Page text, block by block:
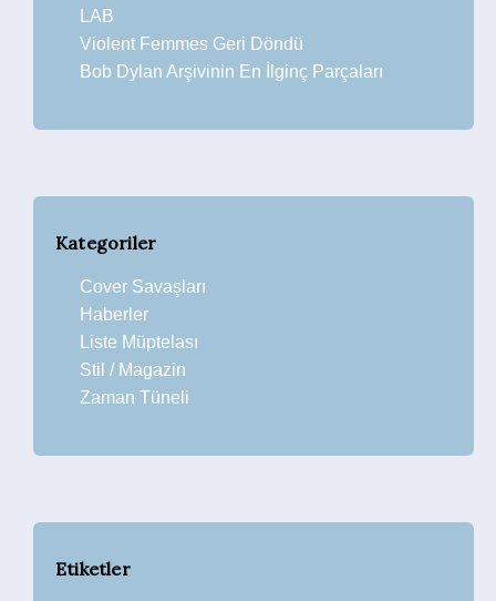
LAB
Violent Femmes Geri Döndü
Bob Dylan Arşivinin En İlginç Parçaları
Kategoriler
Cover Savaşları
Haberler
Liste Müptelası
Stil / Magazin
Zaman Tüneli
Etiketler